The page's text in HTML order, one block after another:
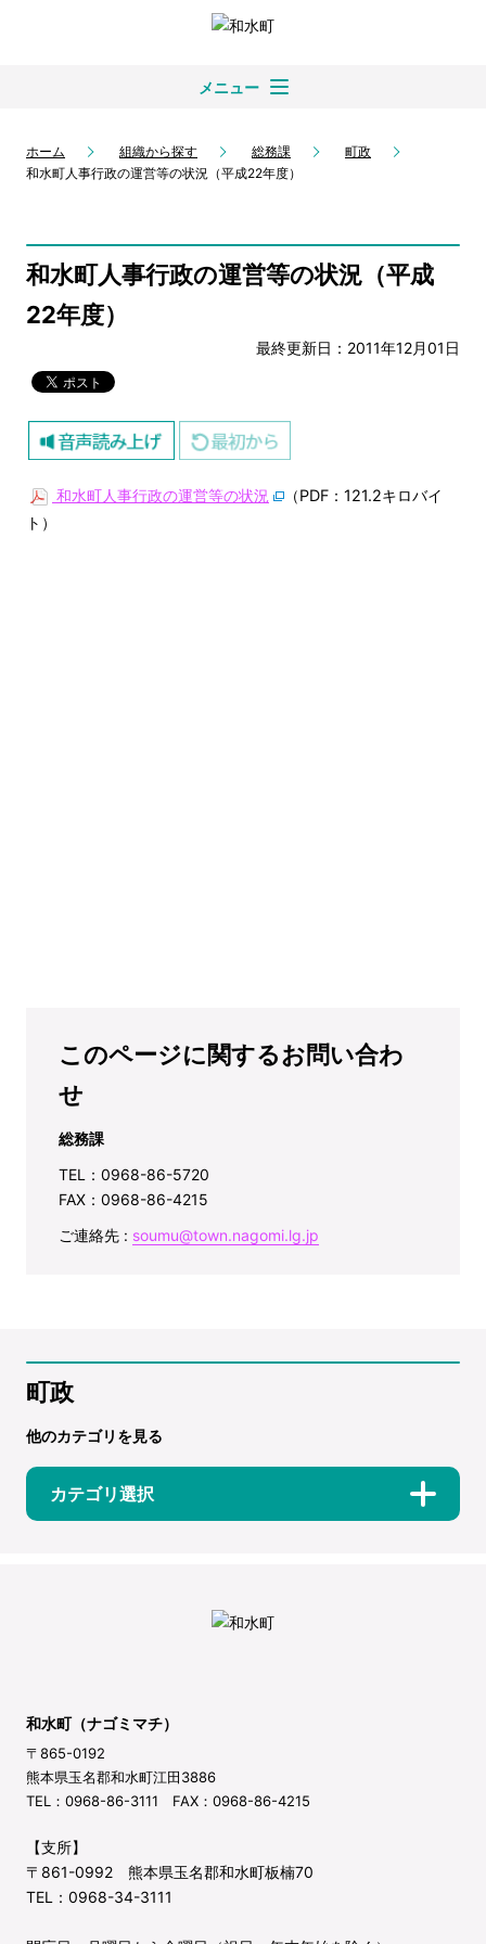
メニュー
ホーム 組織から探す 総務課
町政
和水町人事行政の運営等の状況（平成22年度）
和水町人事行政の運営等の状況（平成
22年度）
最終更新日：2011年12月01日
和水町人事行政の運営等の状況
（PDF：121.2キロバイ
ト）
このページに関するお問い合わ
せ
総務課
TEL：0968-86-5720
FAX：0968-86-4215
ご連絡先 : soumu@town.nagomi.lg.jp
町政
他のカテゴリを見る
カテゴリ選択
和水町（ナゴミマチ）
〒865-0192
熊本県玉名郡和水町江田3886
TEL：0968-86-3111 FAX：0968-86-4215
【支所】
〒861-0992 熊本県玉名郡和水町板楠70
TEL：0968-34-3111